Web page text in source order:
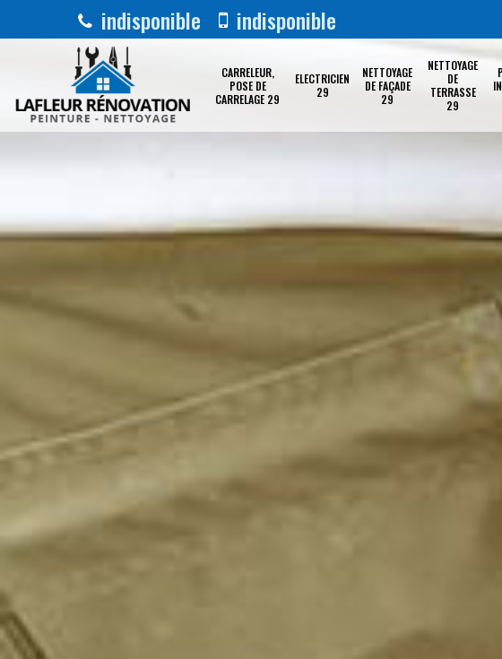
indisponible indisponible
CARRELEUR,
POSE DE
CARRELAGE 29
ELECTRICIEN
29
NETTOYAGE
DE FAÇADE
29
NETTOYAGE
DE
TERRASSE
29